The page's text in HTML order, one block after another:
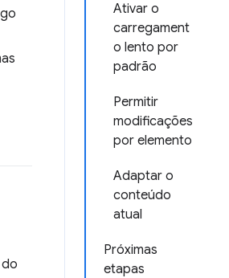
Ativar o
carregament
o lento por
padrão
Permitir
modificações
por elemento
Adaptar o
conteúdo
atual
Próximas
etapas